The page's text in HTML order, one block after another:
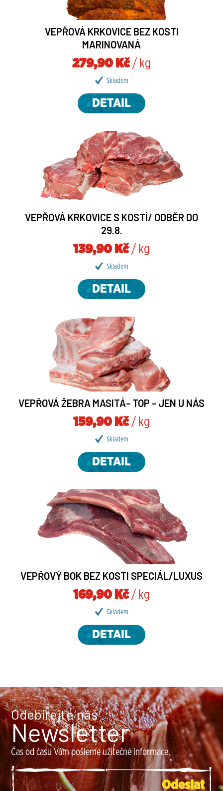
VEPŘOVÁ KRKOVICE BEZ KOSTI
MARINOVANÁ
279,90 Kč/ kg
Skladem
DETAIL
VEPŘOVÁ KRKOVICE S KOSTÍ/ ODBĚR DO
29.8.
139,90 Kč/ kg
Skladem
DETAIL
VEPŘOVÁ ŽEBRA MASITÁ- TOP - JEN U NÁS
159,90 Kč/ kg
Skladem
DETAIL
VEPŘOVÝ BOK BEZ KOSTI SPECIÁL/LUXUS
169,90 Kč/ kg
Skladem
DETAIL
Odebírejte náš
Newsletter
Čas od času Vám pošleme užitečné informace.